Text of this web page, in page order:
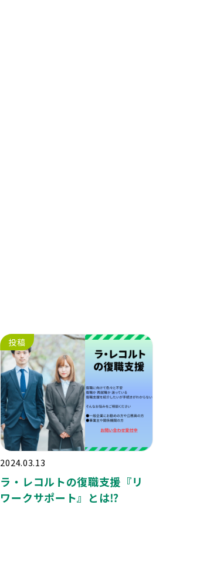
投稿
2024.03.13
ラ・レコルトの復職支援『リ
ワークサポート』とは⁉️